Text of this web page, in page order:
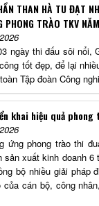
THAN HÀ TU ĐẠT
PHONG TRÀO TKV
thi đấu sôi nổi,
tốt đẹp, để lại
Tập đoàn Công
khai hiệu quả
trào thi đua
sản xuất kinh doanh 6
bộ nhiều giải pháp
của cán bộ, công